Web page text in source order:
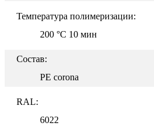
Температура полимеризации:
200 °C 10 мин
Состав:
PE corona
RAL:
6022